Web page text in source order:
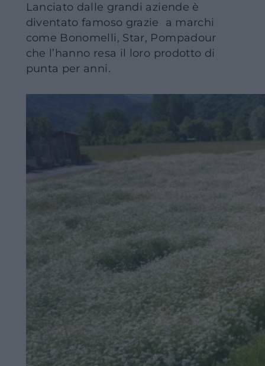
Lanciato dalle grandi aziende è
diventato famoso grazie a marchi
come Bonomelli, Star, Pompadour
che l’hanno resa il loro prodotto di
punta per anni.